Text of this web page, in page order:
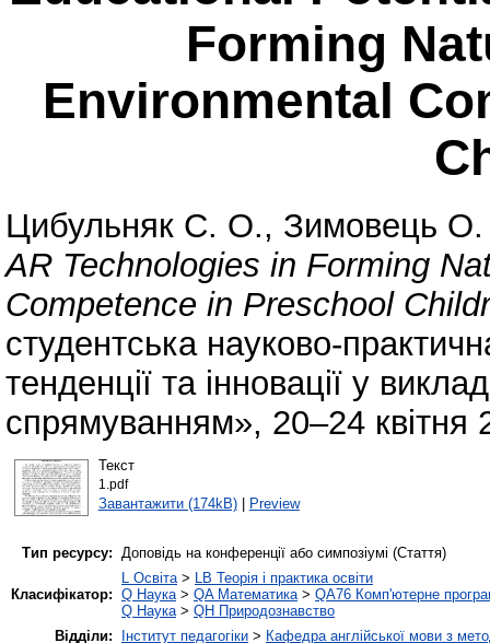
Forming
Environmental
Цибульняк C. О., Зимовець
AR Technologies in Forming
Competence in Preschool
студентська науково-
тенденції та інновації у
спрямуванням», 20–24
Текст
1.pdf
Завантажити (174kB)| Preview
Тип ресурсу: Доповідь на конференції або симпозіумі (Стаття)
Класифікатор:
L Освіта> LB Теорія і практика освіти
Q Наука> QA Математика> QA76 Комп'ютерне
Q Наука> QH Природознавство
Відділи:
Інститут педагогіки > Кафедра англійської мови з